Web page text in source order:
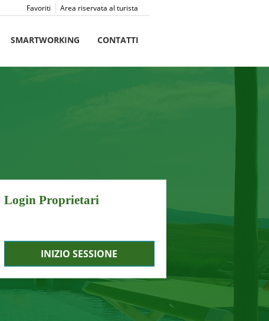
Area riservata al turista
Favoriti
SMARTWORKING CONTATTI
Login Proprietari